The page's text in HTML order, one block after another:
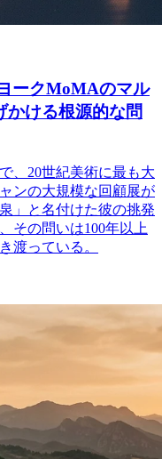
ークMoMAのマル
かける根源的な問
、20世紀美術に最も大
ンの大規模な回顧展が
」と名付けた彼の挑発
その問いは100年以上
渡っている。